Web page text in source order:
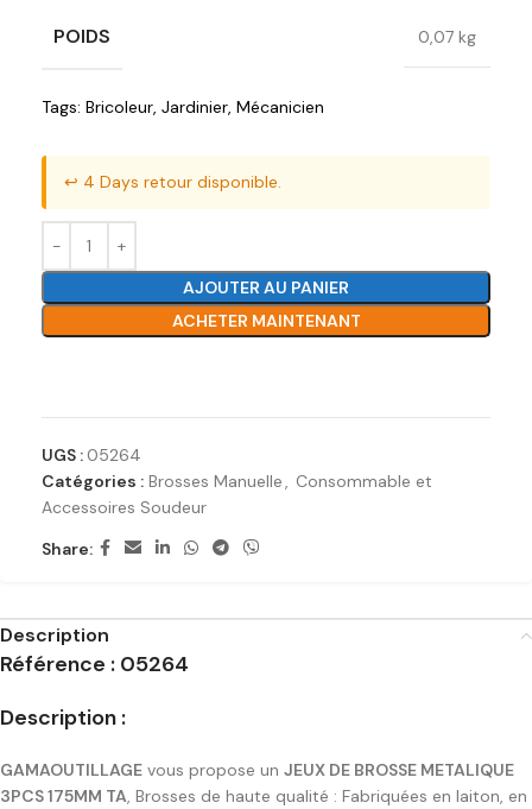
POIDS 0,07 kg
Tags: Bricoleur, Jardinier, Mécanicien
↩️ 4 Days retour disponible.
AJOUTER AU PANIER
ACHETER MAINTENANT
UGS : 05264
Catégories : Brosses Manuelle, Consommable et
Accessoires Soudeur
Share:
Description
Référence : 05264
Description :
GAMAOUTILLAGE vous propose un JEUX DE BROSSE METALIQUE
3PCS 175MM TA, Brosses de haute qualité : Fabriquées en laiton, en